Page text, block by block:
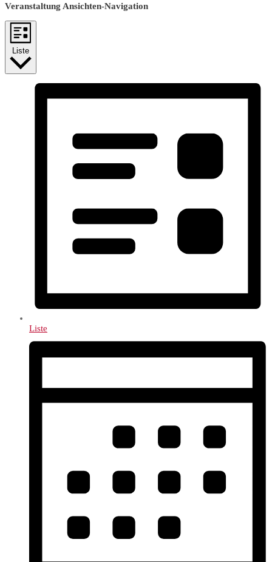
Veranstaltung Ansichten-Navigation
Liste
Liste